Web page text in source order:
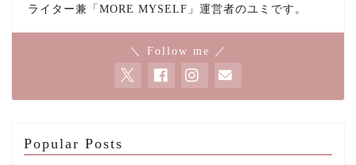
ライター兼「MORE MYSELF」運営者のユミです。
＼ Follow me ／
Popular Posts